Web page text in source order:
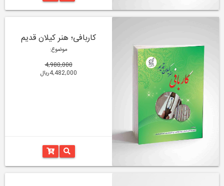
کاربافی؛ هنر کیلان قدیم
موضوع:
4,980,000
4,482,000ریال